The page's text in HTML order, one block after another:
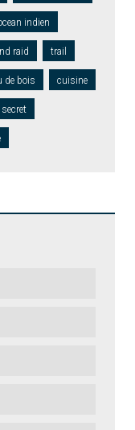
indien
raid trail
de bois cuisine
secret